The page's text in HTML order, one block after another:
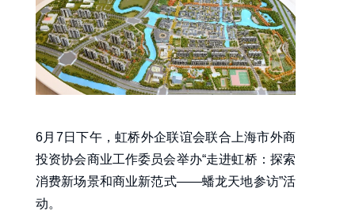
6月7日下午，虹桥外企联谊会联合上海市外商
投资协会商业工作委员会举办“走进虹桥：探索
消费新场景和商业新范式——蟠龙天地参访”活
动。